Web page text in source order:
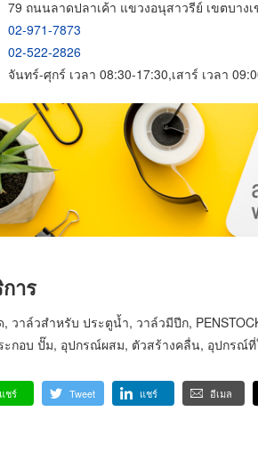
79 ถนนลาดปลาเค้า แขวงอนุสาวรีย์ เขตบาง
02-971-7873
02-522-2826
จันทร์-ศุกร์ เวลา 08:30-17:30,เสาร์ เวลา
าร
, วาล์วสำหรับ ประตูน้ำ, วาล์วมีปีก,
ะกอบ ปั๊ม, อุปกรณ์ผสม, ตัวสร้างคลื่น, อุปกรณ์
แชร์ Tweet แชร์ อีเมล